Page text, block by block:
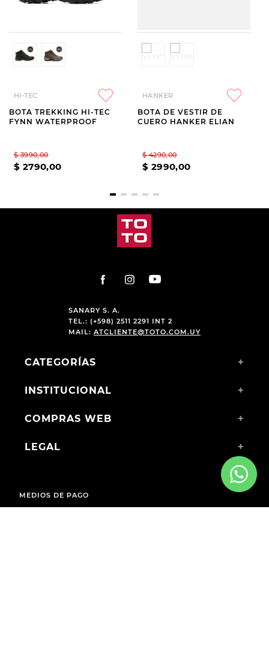
HI-TEC
BOTA TREKKING HI-TEC
FYNN WATERPROOF
$ 3990,00
$ 2790,00
HANKER
BOTA DE VESTIR DE
CUERO HANKER ELIAN
$ 4290,00
$ 2990,00
SANARY S. A.
TEL.: (+598) 2511 2291 INT 2
MAIL: ATCLIENTE@TOTO.COM.UY
CATEGORÍAS +
INSTITUCIONAL +
COMPRAS WEB +
LEGAL +
MEDIOS DE PAGO